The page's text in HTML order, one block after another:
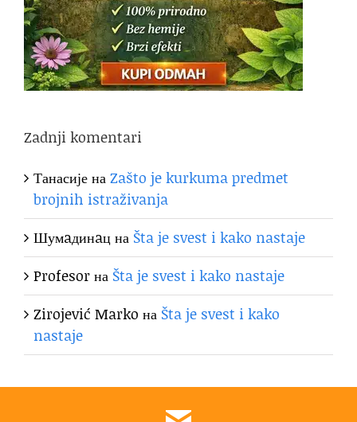
Zadnji komentari
ТанасијенаZašto je kurkuma predmet
brojnih istraživanja
Шумaдинaцна Šta je svest i kako nastaje
Profesorна Šta je svest i kako nastaje
Zirojević Marko на Šta je svest i kako
nastaje